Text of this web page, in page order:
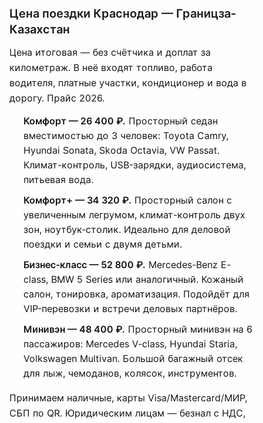
Цена поездки Краснодар — Границза-
Казахстан
Цена итоговая — без счётчика и доплат за
километраж. В неё входят топливо, работа
водителя, платные участки, кондиционер и вода в
дорогу. Прайс 2026.
Комфорт — 26 400 ₽. Просторный седан
вместимостью до 3 человек: Toyota Camry,
Hyundai Sonata, Skoda Octavia, VW Passat.
Климат-контроль, USB-зарядки, аудиосистема,
питьевая вода.
Комфорт+ — 34 320 ₽. Просторный салон с
увеличенным легрумом, климат-контроль двух
зон, ноутбук-столик. Идеально для деловой
поездки и семьи с двумя детьми.
Бизнес-класс — 52 800 ₽. Mercedes-Benz E-
class, BMW 5 Series или аналогичный. Кожаный
салон, тонировка, ароматизация. Подойдёт для
VIP-перевозки и встречи деловых партнёров.
Минивэн — 48 400 ₽. Просторный минивэн на 6
пассажиров: Mercedes V-class, Hyundai Staria,
Volkswagen Multivan. Большой багажный отсек
для лыж, чемоданов, колясок, инструментов.
Принимаем наличные, карты Visa/Mastercard/МИР,
СБП по QR. Юридическим лицам — безнал с НДС,